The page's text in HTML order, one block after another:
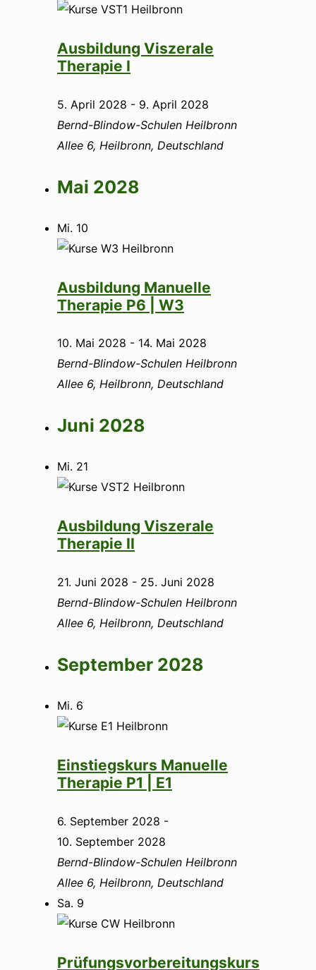
Ausbildung Viszerale
Therapie I
5. April 2028 - 9. April 2028
Bernd-Blindow-Schulen Heilbronn
Allee 6, Heilbronn, Deutschland
Mai 2028
Mi. 10
Ausbildung Manuelle
Therapie P6 | W3
10. Mai 2028 - 14. Mai 2028
Bernd-Blindow-Schulen Heilbronn
Allee 6, Heilbronn, Deutschland
Juni 2028
Mi. 21
Ausbildung Viszerale
Therapie II
21. Juni 2028 - 25. Juni 2028
Bernd-Blindow-Schulen Heilbronn
Allee 6, Heilbronn, Deutschland
September 2028
Mi. 6
Einstiegskurs Manuelle
Therapie P1 | E1
6. September 2028 -
10. September 2028
Bernd-Blindow-Schulen Heilbronn
Allee 6, Heilbronn, Deutschland
Sa. 9
Prüfungsvorbereitungskurs